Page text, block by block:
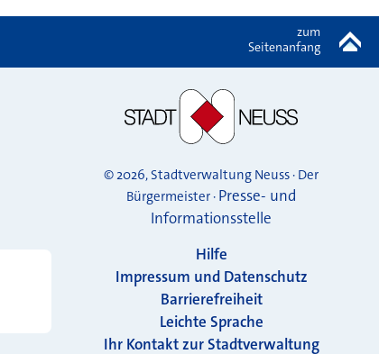
zum
Seitenanfang
© 2026, Stadtverwaltung Neuss · Der
Bürgermeister · Presse- und
Informationsstelle
Hilfe
Impressum und Datenschutz
Barrierefreiheit
Leichte Sprache
Ihr Kontakt zur Stadtverwaltung